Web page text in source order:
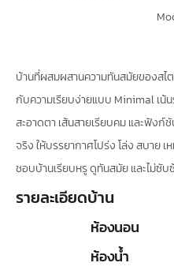
บ้านที่ผสมผสานความทันสมัยของสไ
กับความเรียบง่ายแบบ Minimal เน้
สะอาดตา เส้นสายเรียบคม และฟังก์ชั
จริง ให้บรรยากาศโปร่ง โล่ง สบาย เ
ชอบบ้านเรียบหรู ดูทันสมัย และไม่ซับ
รายละเอียดบ้าน
ห้องนอน
ห้องน้ำ